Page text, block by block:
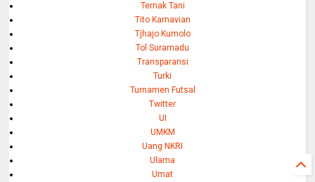
Ternak Tani
Tito Karnavian
Tjhajo Kumolo
Tol Suramadu
Transparansi
Turki
Turnamen Futsal
Twitter
UI
UMKM
Uang NKRI
Ulama
Umat